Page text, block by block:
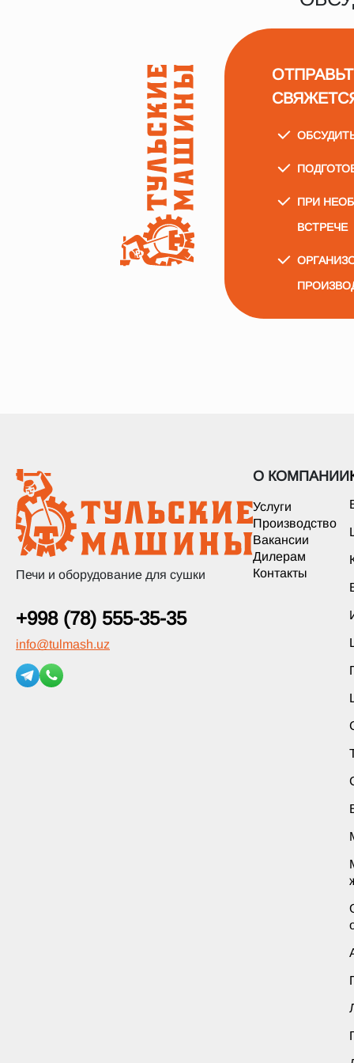
ПРИ
ВСТРЕЧЕ
Печи и оборудование для сушки
+998 (78) 555-35-35
info@tulmash.uz
О КОМПАНИИ
Услуги
Производство
Вакансии
Дилерам
Контакты